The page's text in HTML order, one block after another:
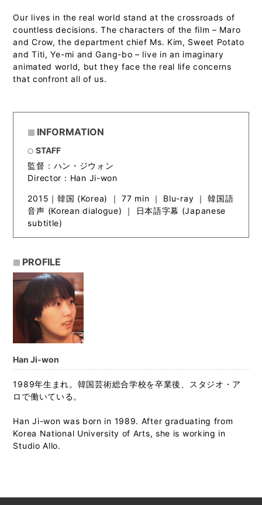
Our lives in the real world stand at the crossroads of
countless decisions. The characters of the film – Maro
and Crow, the department chief Ms. Kim, Sweet Potato
and Titi, Ye-mi and Gang-bo – live in an imaginary
animated world, but they face the real life concerns
that confront all of us.
INFORMATION
STAFF
監督：ハン・ジウォン
Director：Han Ji-won
2015｜韓国 (Korea) ｜ 77 min ｜ Blu-ray ｜ 韓国語
音声 (Korean dialogue) ｜ 日本語字幕 (Japanese
subtitle)
PROFILE
Han Ji-won
1989年生まれ。韓国芸術総合学校を卒業後、スタジオ・ア
ロで働いている。
Han Ji-won was born in 1989. After graduating from
Korea National University of Arts, she is working in
Studio Allo.